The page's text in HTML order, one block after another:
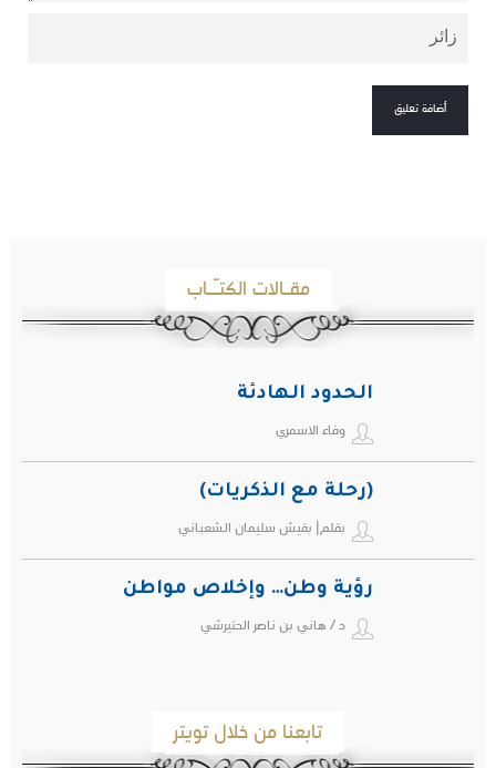
مقـالات الكتـّـاب
الحدود الهادئة
وفاء الاسمري
(رحلة مع الذكريات)
بقلم| بقيش سليمان الشعباني
رؤية وطن… وإخلاص مواطن
د / هاني بن ناصر الحتيرشي
تابعنا من خلال تويتر